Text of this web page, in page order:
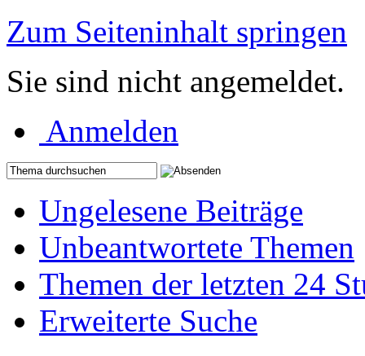
Zum Seiteninhalt springen
Sie sind nicht angemeldet.
Anmelden
Ungelesene Beiträge
Unbeantwortete Themen
Themen der letzten 24
Erweiterte Suche